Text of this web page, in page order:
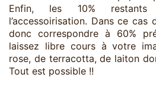
Enfin, les 10%
l’accessoirisation. Dans ce
donc correspondre à 60%
laissez libre cours à votre
rose, de terracotta, de laiton
Tout est possible !!